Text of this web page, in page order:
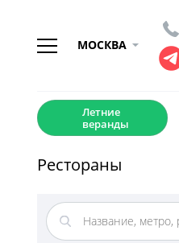
МОСКВА
Летние
веранды
Рестораны